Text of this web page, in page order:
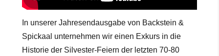
In unserer Jahresendausgabe von Backstein &
Spickaal unternehmen wir einen Exkurs in die
Historie der Silvester-Feiern der letzten 70-80